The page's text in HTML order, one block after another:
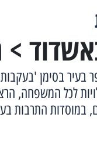
בעיר בסימן
לכל המשפחה,